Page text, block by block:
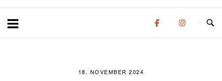
18. NOVEMBER 2024